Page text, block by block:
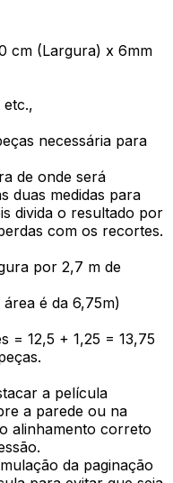
cm (Largura) x 6mm
etc.,
necessária para
de onde será
duas medidas para
divida o resultado por
com os recortes.
por 2,7 m de
é da 6,75m)
= 12,5 + 1,25 = 13,75
a película
a parede ou na
alinhamento correto
da paginação